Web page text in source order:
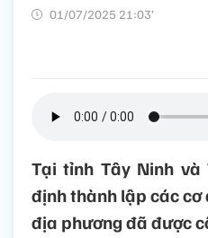
01/07/2025 21:03’
Tại tỉnh Tây Ninh và
định thành lập các
địa phương đã được